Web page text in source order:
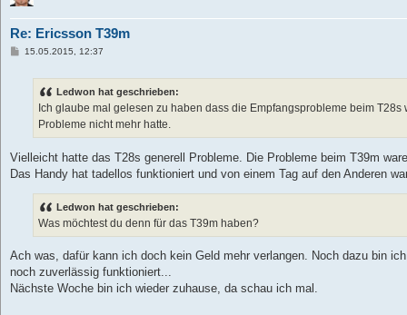
Re: Ericsson T39m
B15.05.2015, 12:37
Ledwon hat geschrieben:
Ich glaube mal gelesen zu haben dass die Empfangsprobleme beim
Probleme nicht mehr hatte.
Vielleicht hatte das T28s generell Probleme. Die Probleme beim T39m
Das Handy hat tadellos funktioniert und von einem Tag auf den Anderen
Ledwon hat geschrieben:
Was möchtest du denn für das T39m haben?
Ach was, dafür kann ich doch kein Geld mehr verlangen. Noch dazu bin
noch zuverlässig funktioniert...
Nächste Woche bin ich wieder zuhause, da schau ich mal.